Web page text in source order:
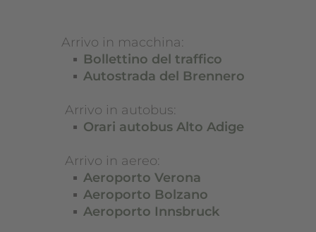
Arrivo in macchina:
Bollettino del traffico
Autostrada del Brennero
Arrivo in autobus:
Orari autobus Alto Adige
Arrivo in aereo:
Aeroporto Verona
Aeroporto Bolzano
Aeroporto Innsbruck